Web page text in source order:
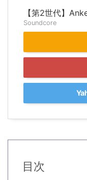
【第2世代】
Soundcore
目次